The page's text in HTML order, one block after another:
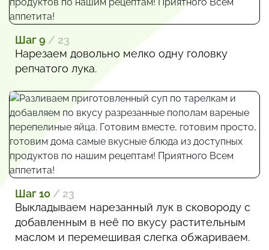
Шаг 9 / 23
Нарезаем довольно мелко одну головку
репчатого лука.
Шаг 10 / 23
Выкладываем нарезанный лук в сковороду с
добавленным в неё по вкусу растительным
маслом и перемешивая слегка обжариваем.